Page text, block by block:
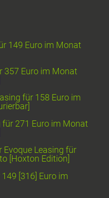
149 Euro im Monat
357 Euro im Monat
für 158 Euro im
271 Euro im Monat
Evoque Leasing für
[Hoxton Edition]
[316] Euro im